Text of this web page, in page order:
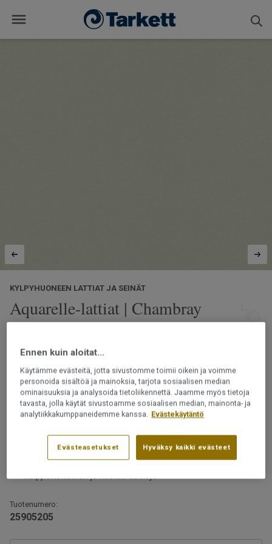
KYLPYHUONEEN LATTIAT JA SEINÄT
Aquarelle-lattiat | Chambray
Moss
Luonnosta inspiroituneet Aquarelle-märkätilalattiat
tarjoavat laajan valikoiman kuoseja ja värejä. Valitse
luonnonmukaisista kivi-, betoni- ja marmorikuoseista,
klassisesta kalanruotokuviosta tai eteläisemmistä
leveysasteista inspiraationsa saaneista designeista.
Päällysteet saa asentaa märkätiloihin vain
kuosia ei ole mahdollista kuviokohdistaa.
Lue lisää
Ftalaatiton
Vesitiivis rakenne
Suojaavan pintakerroksen ansiosta lattia on
helppohoitoinen ja kestää tahroja
Tuotenumero:
25905205
Ennen kuin aloitat...
Käytämme evästeitä, jotta sivustomme toimii oikein ja voimme
personoida sisältöä ja mainoksia, tarjota sosiaalisen median
ominaisuuksia ja analysoida tietoliikennettä. Jaamme myös tietoja
tavasta, jolla käytät sivustoamme sosiaalisen median, mainonta- ja
analytiikkakumppaneidemme kanssa. Evästekäytäntö
Evästeasetukset Hyväksy kaikki evästeet